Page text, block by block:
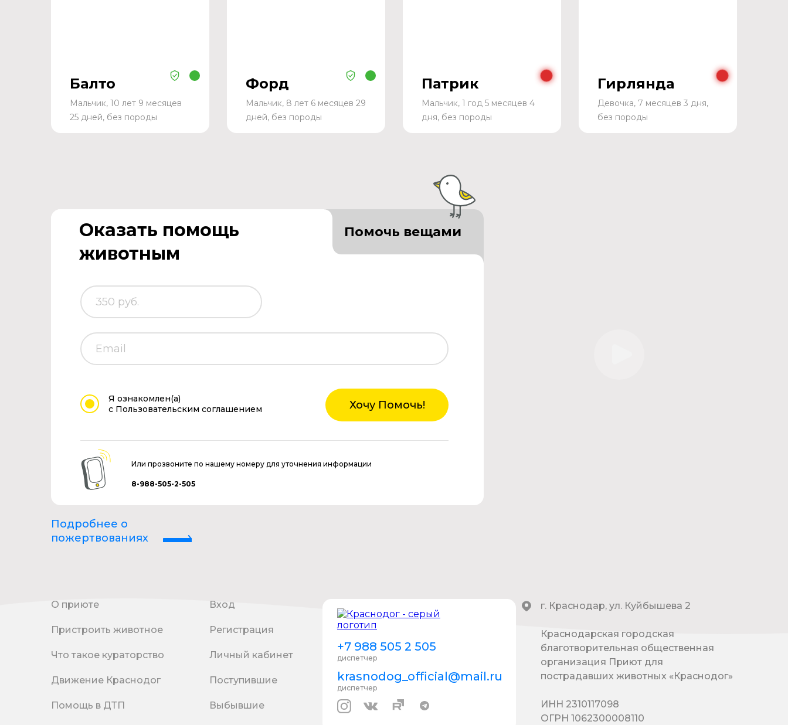
Балто
Мальчик, 10 лет 9 месяцев
25 дней, без породы
Форд
Мальчик, 8 лет 6 месяцев 29
дней, без породы
Патрик
Мальчик, 1 год 5 месяцев 4
дня, без породы
Гирлянда
Девочка, 7 месяцев 3 дня,
без породы
Оказать помощь
животным
Помочь вещами
Я ознакомлен(а)
с Пользовательским соглашением
Хочу Помочь!
Или прозвоните по нашему номеру для уточнения информации
8-988-505-2-505
Подробнее о
пожертвованиях
О приюте
Пристроить животное
Что такое кураторство
Движение Краснодог
Помощь в ДТП
Вход
Регистрация
Личный кабинет
Поступившие
Выбывшие
+7 988 505 2 505
диспетчер
krasnodog_official@mail.ru
диспетчер
г. Краснодар, ул. Куйбышева 2
Краснодарская городская
благотворительная общественная
организация Приют для
пострадавших животных «Краснодог»
ИНН 2310117098
ОГРН 1062300008110